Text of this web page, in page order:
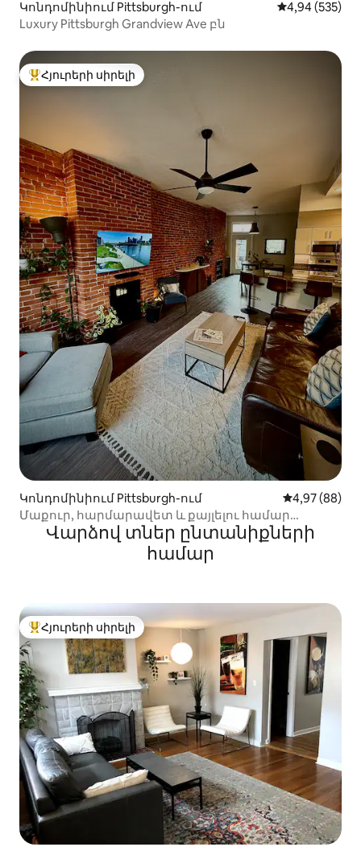
Կոնդոմինիում Pittsburgh-ում Միջին
4,94 (535)
Luxury Pittsburgh Grandview Ave բն
Հյուրերի սիրելի լավագույն տները
Հյուրերի սիրելի
Կոնդոմինիում Pittsburgh-ում Միջին
4,97 (88)
Մաքուր, հարմարավետ և քայլելու համար
հարմար բնակարան՝ շքեղ հարմարություններով
Վարձով տներ ընտանիքների
համար
Հյուրերի սիրելի լավագույն տները
Հյուրերի սիրելի